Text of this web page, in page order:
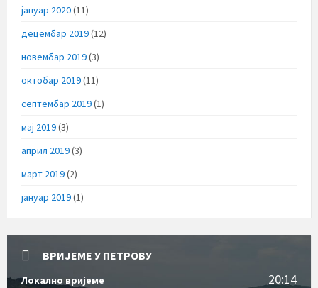
јануар 2020(11)
децембар 2019(12)
новембар 2019(3)
октобар 2019(11)
септембар 2019(1)
мај 2019(3)
април 2019(3)
март 2019(2)
јануар 2019(1)
ВРИЈЕМЕ У ПЕТРОВУ
Локално вријеме 20:14